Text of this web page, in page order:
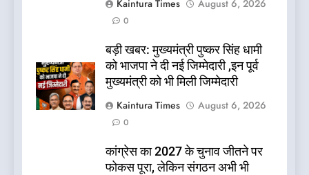
Kaintura Times August 6, 2026
0
बड़ी खबर: मुख्यमंत्री पुष्कर सिंह धामी
को भाजपा ने दी नई जिम्मेदारी ,इन पूर्व
मुख्यमंत्री को भी मिली जिम्मेदारी
Kaintura Times
August 6, 2026
0
कांग्रेस का 2027 के चुनाव जीतने पर
फोकस पूरा, लेकिन संगठन अभी भी